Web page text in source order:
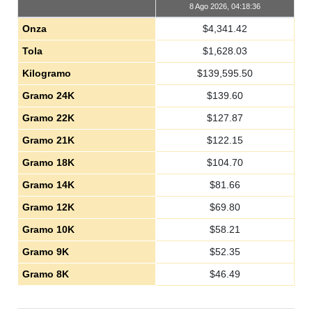
8 Ago 2026, 04:18:36
Onza $4,341.42
Tola
$1,628.03
Kilogramo
$139,595.50
Gramo 24K
$139.60
Gramo 22K
$127.87
Gramo 21K
$122.15
Gramo 18K
$104.70
Gramo 14K
$81.66
Gramo 12K
$69.80
Gramo 10K
$58.21
Gramo 9K
$52.35
Gramo 8K
$46.49